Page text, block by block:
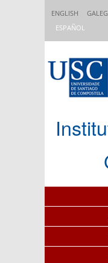
ENGLISH
ESPAÑOL
Índice